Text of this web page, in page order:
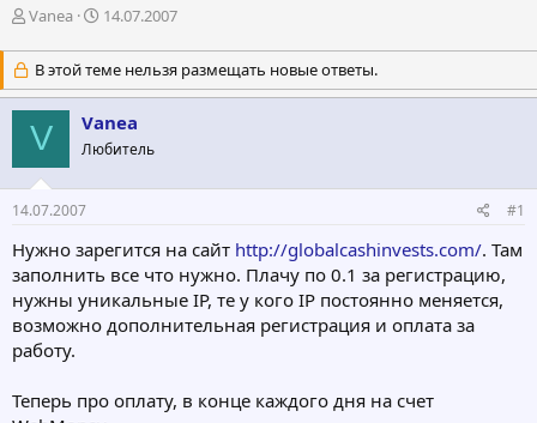
А
т
о
р
т
е
м
ы
Vanea
Д
т
а
н
а
ч
л
14.07.2007
В этой теме нельзя размещать новые ответы.
V Vanea
Любитель
14.07.2007 #1
Нужно зарегится на сайт http://globalcashinvests.com/. Там
заполнить все что нужно. Плачу по 0.1 за регистрацию,
нужны уникальные IP, те у кого IP постоянно меняется,
возможно дополнительная регистрация и оплата за
работу.
Теперь про оплату, в конце каждого дня на счет